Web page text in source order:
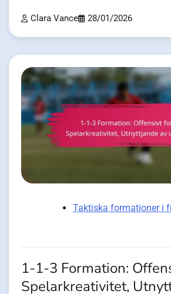
Clara Vance 28/01/2026
Taktiska formationer i
1-1-3 Formation:
Spelarkreativitet,